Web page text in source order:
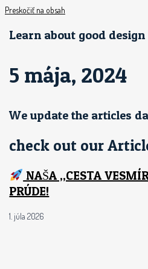
Preskočiť na obsah
Learn about good design
5 mája, 2024
We update the articles
check out our
NAŠA „CESTA
PRÚDE!
1. júla 2026